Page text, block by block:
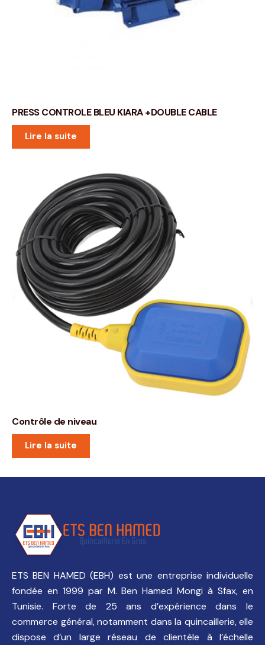
PRESS CONTROLE BLEU KIARA +DOUBLE CABLE
Lire la suite
Contrôle de niveau
Lire la suite
ETS BEN HAMED (EBH) est une entreprise individuelle
fondée en 1999 par M. Ben Hamed Mongi à Sfax, en
Tunisie. Forte de 25 ans d’expérience dans le
commerce général, notamment dans la quincaillerie, elle
dispose d’un large réseau de clientèle à l’échelle